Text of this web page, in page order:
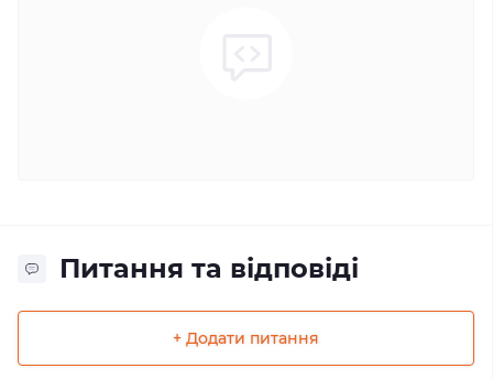
Питання та відповіді
+ Додати питання